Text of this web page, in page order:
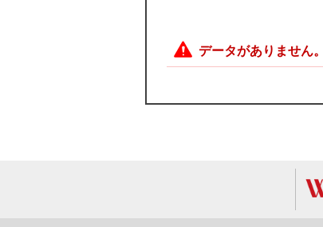
データがありません。